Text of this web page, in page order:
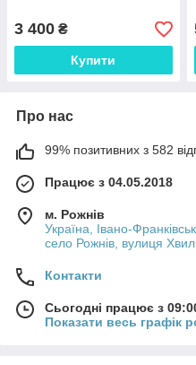
3 400 ₴
Купити
Про нас
99% позитивних з 582
Працює з 04.05.2018
м. Рожнів
Україна, Івано-
село Рожнів, вулиця
Контакти
Сьогодні працює з
Показати весь графік